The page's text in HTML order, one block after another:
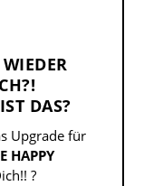
DAS?
Upgrade für
HAPPY
?